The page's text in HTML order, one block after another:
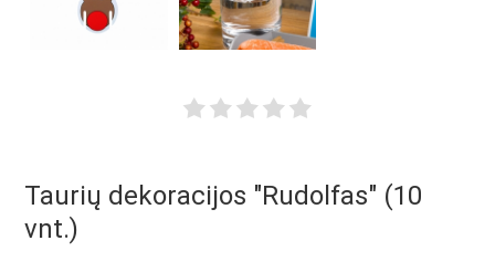
Taurių dekoracijos "Rudolfas" (10
vnt.)